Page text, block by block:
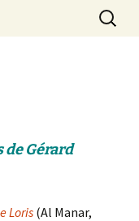
de Gérard
Loris(Al Manar,